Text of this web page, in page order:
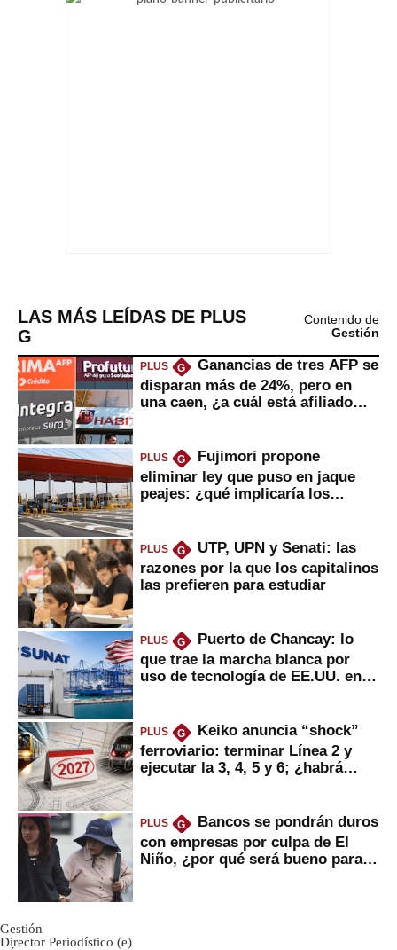
LAS MÁS LEÍDAS DE PLUS
G
Contenido de
Gestión
PLUS G
Ganancias de tres AFP se
disparan más de 24%, pero en
una caen, ¿a cuál está afiliado
PLUS G
Fujimori propone
eliminar ley que puso en jaque
peajes: ¿qué implicaría los
PLUS G
UTP, UPN y Senati: las
razones por la que los capitalinos
las prefieren para estudiar
PLUS G
Puerto de Chancay: lo
que trae la marcha blanca por
uso de tecnología de EE.UU. en
PLUS G
Keiko anuncia “shock”
ferroviario: terminar Línea 2 y
ejecutar la 3, 4, 5 y 6; ¿habrá
PLUS G
Bancos se pondrán duros
con empresas por culpa de El
Niño, ¿por qué será bueno para
Gestión
Director Periodístico (e)